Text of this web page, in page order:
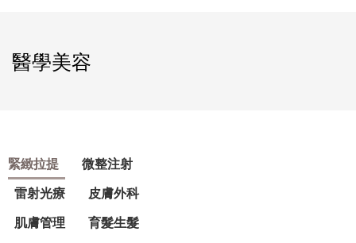
醫學美容
緊緻拉提
微整注射
雷射光療
皮膚外科
肌膚管理
育髮生髮